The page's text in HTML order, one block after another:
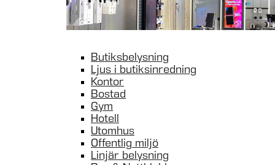
Butiksbelysning
Ljus i butiksinredning
Kontor
Bostad
Gym
Hotell
Utomhus
Offentlig miljö
Linjär belysning